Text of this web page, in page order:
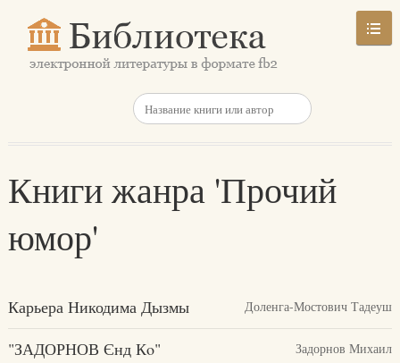
Книги жанра 'Прочий
юмор'
Карьера Никодима Дызмы Доленга-Мостович Тадеуш
"ЗАДОРНОВ Єнд Кo" Задорнов Михаил